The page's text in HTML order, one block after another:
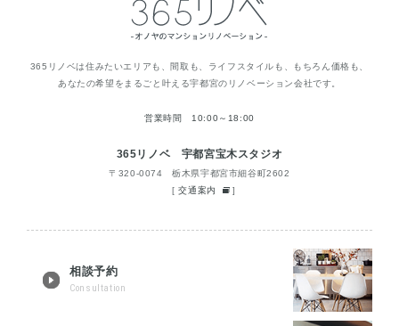
365リノベは住みたいエリアも、間取も、ライフスタイルも、もちろん価格も、
あなたの希望をまるごと叶える宇都宮のリノベーション会社です。
営業時間 10:00～18:00
365リノベ 宇都宮宝木スタジオ
〒320-0074 栃木県宇都宮市細谷町2602
[交通案内 ]
相談予約
Consultation